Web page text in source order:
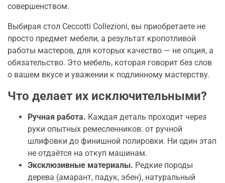
совершенством.
Выбирая стол Ceccotti Collezioni, вы приобретаете не
просто предмет мебели, а результат кропотливой
работы мастеров, для которых качество — не опция, а
обязательство. Это мебель, которая говорит без слов
о вашем вкусе и уважении к подлинному мастерству.
Что делает их исключительными?
Ручная работа. Каждая деталь проходит через
руки опытных ремесленников: от ручной
шлифовки до финишной полировки. Ни один этап
не отдаётся на откуп машинам.
Эксклюзивные материалы. Редкие породы
дерева (амарант, падук, эбен), натуральный